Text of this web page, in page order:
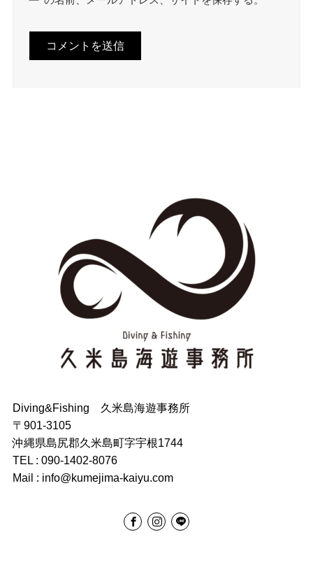
Diving&Fishing 久米島海遊事務所
〒901-3105
沖縄県島尻郡久米島町字宇根1744
TEL : 090-1402-8076
Mail : info@kumejima-kaiyu.com